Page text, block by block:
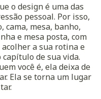
o design é uma das
pessoal. Por isso,
cama, mesa, banho,
e mesa posta, com
a sua rotina e
de sua vida.
você é, ela deixa de
Ela se torna um lugar